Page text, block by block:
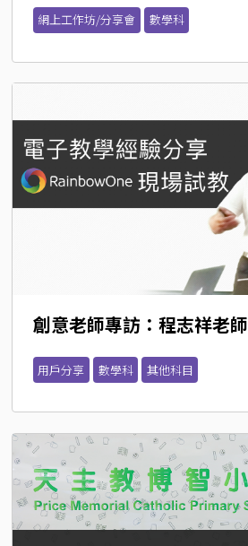
網上工作坊/分享會 數學科
創意老師專訪：程志祥老師
用戶分享 數學科 其他科目